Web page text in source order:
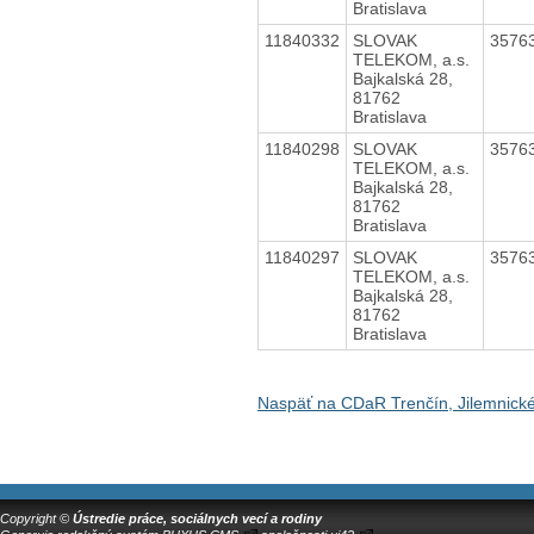
Bratislava
11840332
SLOVAK
TELEKOM, a.s.
Bajkalská 28,
81762
Bratislava
11840298
SLOVAK
TELEKOM, a.s.
Bajkalská 28,
81762
Bratislava
11840297
SLOVAK
TELEKOM, a.s.
Bajkalská 28,
81762
Bratislava
Naspäť na CDaR Trenčín,
Copyright © Ústredie práce, sociálnych vecí a rodiny